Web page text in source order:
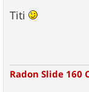
Titi
Radon Slide